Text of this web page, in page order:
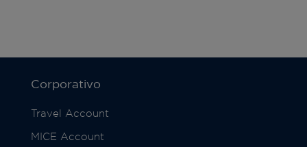
Corporativo
Travel Account
MICE Account